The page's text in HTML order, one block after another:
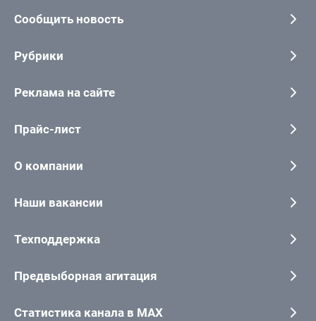
Сообщить новость
Рубрики
Реклама на сайте
Прайс-лист
О компании
Наши вакансии
Техподдержка
Предвыборная агитация
Статистика канала в MAX